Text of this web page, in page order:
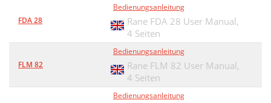
FDA 28
Bedienungsanleitung
Rane FDA 28 User Manual,
4 Seiten
FLM 82
Bedienungsanleitung
Rane FLM 82 User Manual,
4 Seiten
Bedienungsanleitung